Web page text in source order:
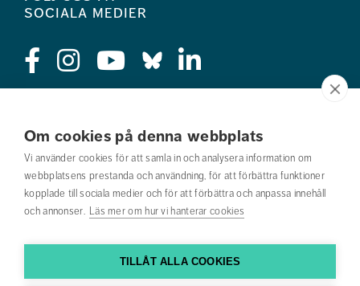
Om cookies på denna webbplats
Vi använder cookies för att samla in och analysera information om
webbplatsens prestanda och användning, för att förbättra funktioner
kopplade till sociala medier och för att förbättra och anpassa innehåll
och annonser. Läs mer om hur vi hanterar cookies
TILLÅT ALLA COOKIES
sociala medier
Jobba hos oss
Nyhetsbrev
Om webbplatsen